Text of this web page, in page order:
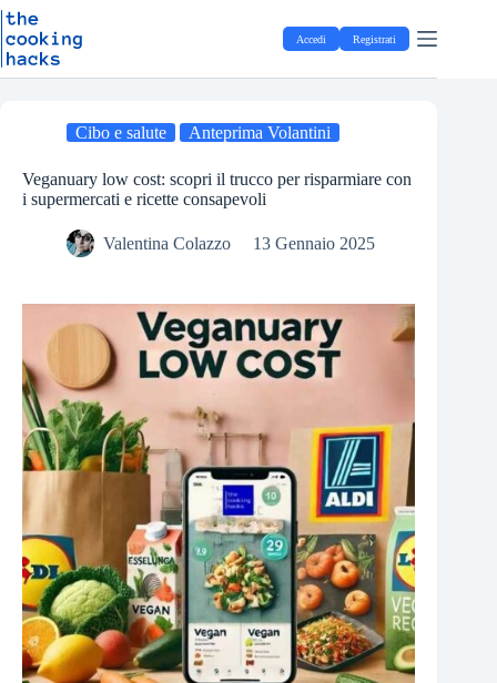
S
t
Salta
al
contenuto
Accedi Registrati
Cibo e salute Anteprima Volantini
Veganuary low cost: scopri il trucco per risparmiare con
i supermercati e ricette consapevoli
Valentina Colazzo 13 Gennaio 2025